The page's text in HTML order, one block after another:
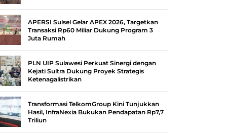
APERSI Sulsel Gelar APEX 2026, Targetkan
Transaksi Rp60 Miliar Dukung Program 3
Juta Rumah
PLN UIP Sulawesi Perkuat Sinergi dengan
Kejati Sultra Dukung Proyek Strategis
Ketenagalistrikan
Transformasi TelkomGroup Kini Tunjukkan
Hasil, InfraNexia Bukukan Pendapatan Rp7,7
Triliun